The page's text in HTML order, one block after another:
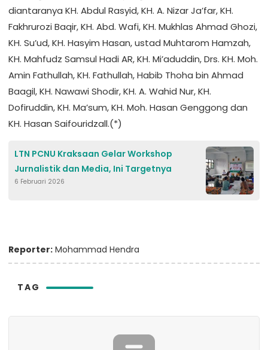
diantaranya KH. Abdul Rasyid, KH. A. Nizar Ja’far, KH.
Fakhrurozi Baqir, KH. Abd. Wafi, KH. Mukhlas Ahmad Ghozi,
KH. Su’ud, KH. Hasyim Hasan, ustad Muhtarom Hamzah,
KH. Mahfudz Samsul Hadi AR, KH. Mi’aduddin, Drs. KH. Moh.
Amin Fathullah, KH. Fathullah, Habib Thoha bin Ahmad
Baagil, KH. Nawawi Shodir, KH. A. Wahid Nur, KH.
Dofiruddin, KH. Ma’sum, KH. Moh. Hasan Genggong dan
KH. Hasan Saifouridzall.(*)
LTN PCNU Kraksaan Gelar Workshop
Jurnalistik dan Media, Ini Targetnya
6 Februari 2026
Reporter: Mohammad Hendra
TAG